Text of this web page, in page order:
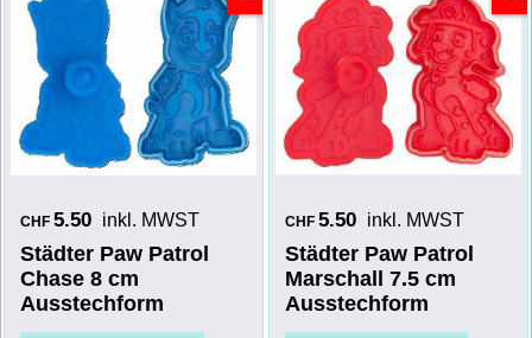
CHF 5.50 inkl. MWST
Städter Paw Patrol
Chase 8 cm
Ausstechform
CHF 5.50 inkl. MWST
Städter Paw Patrol
Marschall 7.5 cm
Ausstechform